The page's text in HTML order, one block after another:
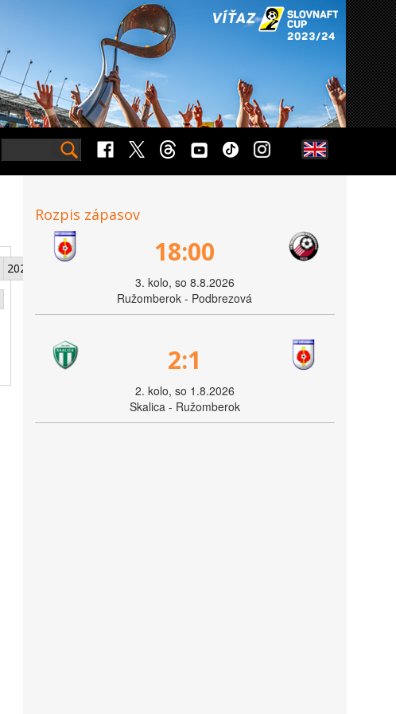
2026
Rozpis zápasov
18:00
3. kolo, so 8.8.2026
Ružomberok - Podbrezová
2:1
2. kolo, so 1.8.2026
Skalica - Ružomberok